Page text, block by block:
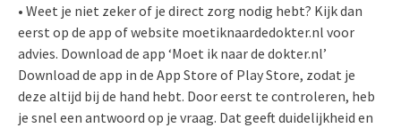
• Weet je niet zeker of je direct zorg nodig hebt? Kijk dan
eerst op de app of website moetiknaardedokter.nl voor
advies. Download de app ‘Moet ik naar de dokter.nl’
Download de app in de App Store of Play Store, zodat je
deze altijd bij de hand hebt. Door eerst te controleren, heb
je snel een antwoord op je vraag. Dat geeft duidelijkheid en